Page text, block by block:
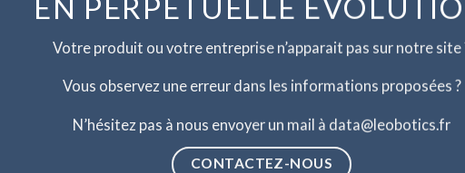
Votre produit ou votre entreprise n’apparait pas sur notre site
Vous observez une erreur dans les informations proposées ?
N’hésitez pas à nous envoyer un mail à data@leobotics.fr
CONTACTEZ-NOUS